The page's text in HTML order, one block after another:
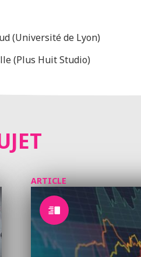
(Université de Lyon)
(Plus Huit Studio)
ARTICLE